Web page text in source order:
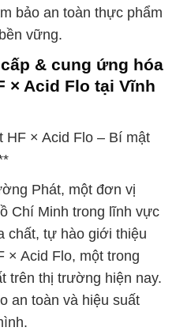
bảo an toàn thực phẩm
vững.
& cung ứng hóa
× Acid Flo tại Vĩnh
HF × Acid Flo – Bí mật
Phát, một đơn vị
Chí Minh trong lĩnh vực
chất, tự hào giới thiệu
× Acid Flo, một trong
trên thị trường hiện nay.
an toàn và hiệu suất